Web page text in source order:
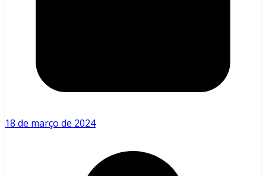
18 de março de 2024